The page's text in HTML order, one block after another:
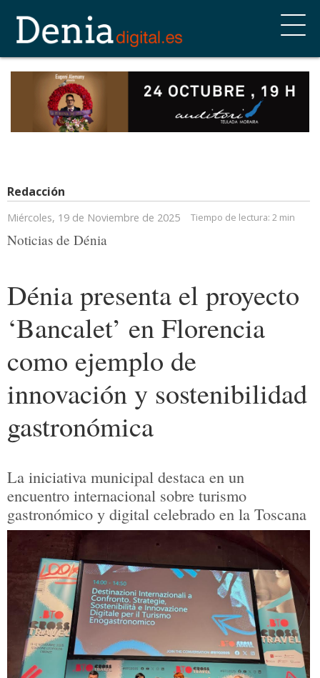
Redacción
Miércoles, 19 de Noviembre de 2025 Tiempo de lectura: 2 min
Noticias de Dénia
Dénia presenta el proyecto
‘Bancalet’ en Florencia
como ejemplo de
innovación y sostenibilidad
gastronómica
La iniciativa municipal destaca en un
encuentro internacional sobre turismo
gastronómico y digital celebrado en la Toscana